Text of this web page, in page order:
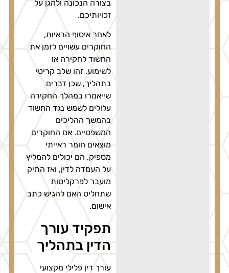
בצורה הנכונה ולהגן על
זכויותיכם.
לאחר איסוף הראיות,
החוקרים עשויים לזמן את
החשוד לחקירה או
לשימוע. זהו שלב קריטי
בתהליך, שכן דברים
שייאמרו במהלך החקירה
עלולים לשמש נגד החשוד
בהמשך ההליכים
המשפטיים. אם החוקרים
מוצאים חומר ראייתי
מספיק, הם יכולים להמליץ
על העמדה לדין, ואז התיק
מועבר לפרקליטות
שתחליט האם להגיש כתב
תפקיד עורך
הדין בתהליך
עורך דין פלילי מקצועי